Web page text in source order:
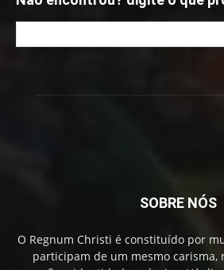
SOBRE NÓS
O Regnum Christi é constituído por
participam de um mesmo carisma,